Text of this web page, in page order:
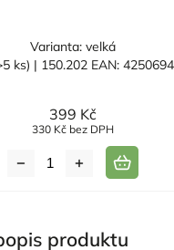
Varianta: velká
ks) | 150.202 EAN:
399 Kč
330 Kč bez DPH
produktu